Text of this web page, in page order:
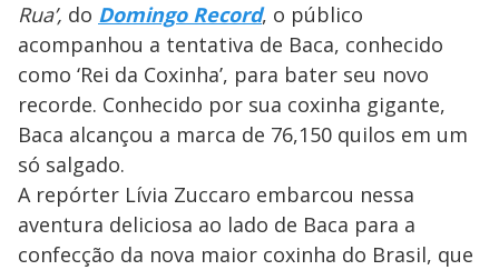
Rua’, do Domingo Record, o público
acompanhou a tentativa de Baca, conhecido
como ‘Rei da Coxinha’, para bater seu novo
recorde. Conhecido por sua coxinha gigante,
Baca alcançou a marca de 76,150 quilos em um
só salgado.
A repórter Lívia Zuccaro embarcou nessa
aventura deliciosa ao lado de Baca para a
confecção da nova maior coxinha do Brasil, que